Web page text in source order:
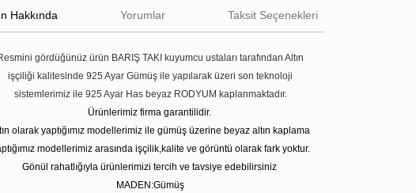
Hakkında Yorumlar Taksit Seçenekleri
gördüğünüz ürün BARIŞ TAKI kuyumcu ustaları tarafından Altın
işçiliği kalitesinde 925 Ayar Gümüş ile yapılarak üzeri son teknoloji
sistemlerimiz ile 925 Ayar Has beyaz RODYUM kaplanmaktadır.
Ürünlerimiz firma garantilidir.
olarak yaptığımız modellerimiz ile gümüş üzerine beyaz altın kaplama
modellerimiz arasında işçilik,kalite ve görüntü olarak fark yoktur.
Gönül rahatlığıyla ürünlerimizi tercih ve tavsiye edebilirsiniz
MADEN:Gümüş